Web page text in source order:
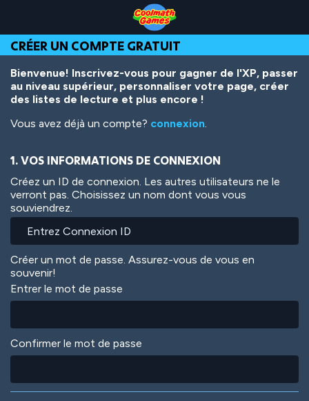
Top
of
Page
Navigation
Main
Content
Footer
contenu
principal
CRÉER UN COMPTE GRATUIT
Bienvenue! Inscrivez-vous pour gagner de l'XP, passer
au niveau supérieur, personnaliser votre page, créer
des listes de lecture et plus encore !
Vous avez déjà un compte? connexion.
1. VOS INFORMATIONS DE CONNEXION
Créez un ID de connexion. Les autres utilisateurs ne le
verront pas. Choisissez un nom dont vous vous
souviendrez.
Créer un mot de passe. Assurez-vous de vous en
souvenir!
Entrer le mot de passe
Confirmer le mot de passe